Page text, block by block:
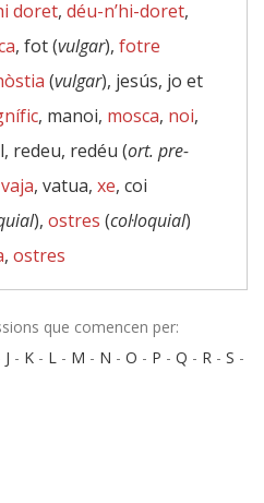
doret, déu-n’hi-doret,
, fot (vulgar), fotre
(vulgar), jesús, jo et
, manoi, mosca, noi,
redeu, redéu (ort. pre-
vaja, vatua, xe, coi
), ostres (col·loquial)
, ostres
que comencen per:
J - K - L - M - N - O - P - Q - R - S -